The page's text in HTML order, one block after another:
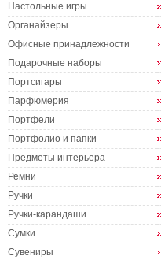
Настольные игры
Органайзеры
Офисные принадлежности
Подарочные наборы
Портсигары
Парфюмерия
Портфели
Портфолио и папки
Предметы интерьера
Ремни
Ручки
Ручки-карандаши
Сумки
Сувениры